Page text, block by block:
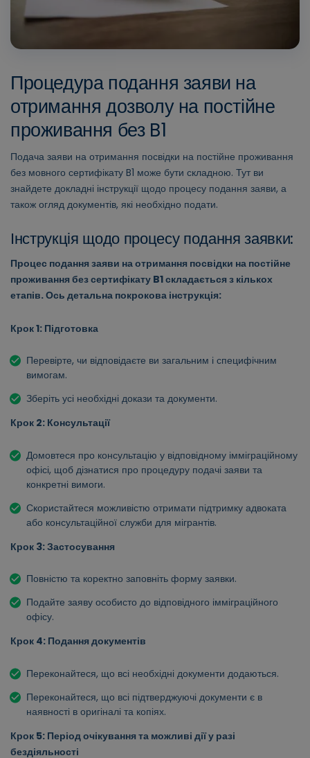
Процедура подання заяви на
отримання дозволу на постійне
проживання без B1
Подача заяви на отримання посвідки на постійне проживання
без мовного сертифікату B1 може бути складною. Тут ви
знайдете докладні інструкції щодо процесу подання заяви, а
також огляд документів, які необхідно подати.
Інструкція щодо процесу подання заявки:
Процес подання заяви на отримання посвідки на постійне
проживання без сертифікату B1 складається з кількох
етапів. Ось детальна покрокова інструкція:
Крок 1: Підготовка
Перевірте, чи відповідаєте ви загальним і специфічним
вимогам.
Зберіть усі необхідні докази та документи.
Крок 2: Консультації
Домовтеся про консультацію у відповідному імміграційному
офісі, щоб дізнатися про процедуру подачі заяви та
конкретні вимоги.
Скористайтеся можливістю отримати підтримку адвоката
або консультаційної служби для мігрантів.
Крок 3: Застосування
Повністю та коректно заповніть форму заявки.
Подайте заяву особисто до відповідного імміграційного
офісу.
Крок 4: Подання документів
Переконайтеся, що всі необхідні документи додаються.
Переконайтеся, що всі підтверджуючі документи є в
наявності в оригіналі та копіях.
Крок 5: Період очікування та можливі дії у разі
бездіяльності